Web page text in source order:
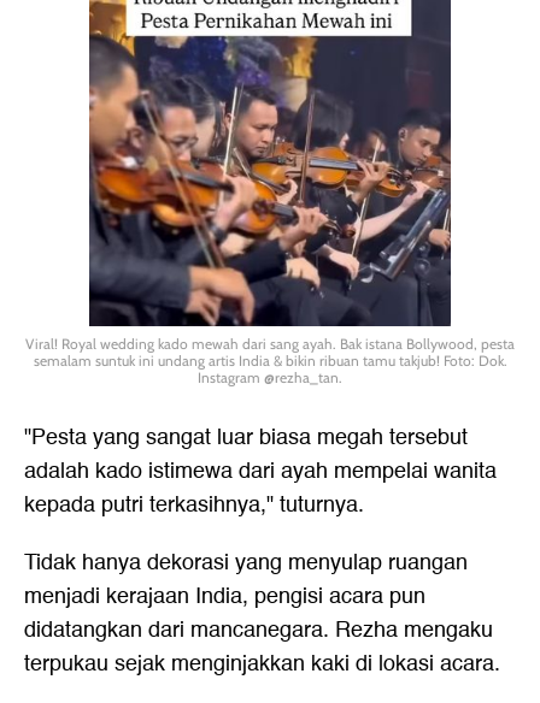
Viral! Royal wedding kado mewah dari sang ayah. Bak istana Bollywood, pesta
semalam suntuk ini undang artis India & bikin ribuan tamu takjub! Foto: Dok.
Instagram @rezha_tan.
"Pesta yang sangat luar biasa megah tersebut
adalah kado istimewa dari ayah mempelai wanita
kepada putri terkasihnya," tuturnya.
Tidak hanya dekorasi yang menyulap ruangan
menjadi kerajaan India, pengisi acara pun
didatangkan dari mancanegara. Rezha mengaku
terpukau sejak menginjakkan kaki di lokasi acara.